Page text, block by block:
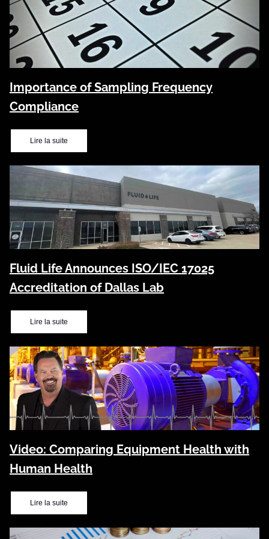
Importance of Sampling Frequency
Compliance
Lire la suite
Fluid Life Announces ISO/IEC 17025
Accreditation of Dallas Lab
Lire la suite
Video: Comparing Equipment Health with
Human Health
Lire la suite